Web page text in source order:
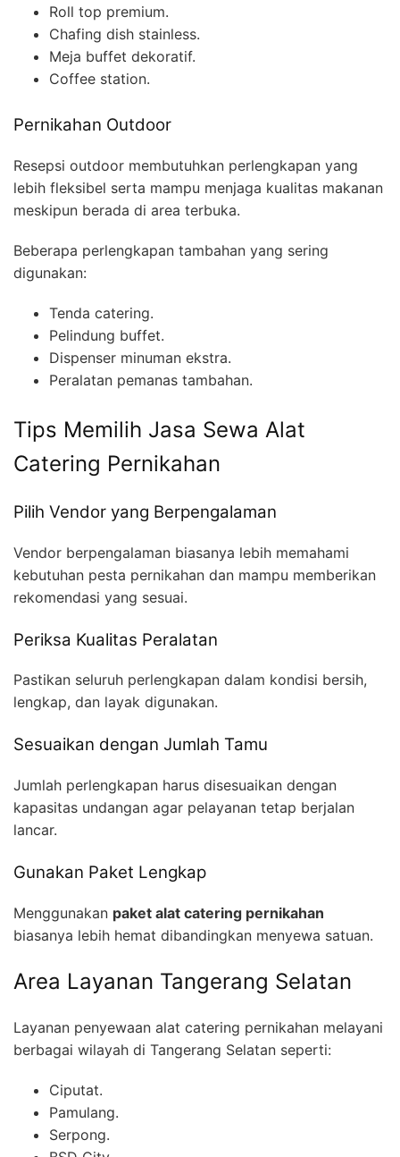
Roll top premium.
Chafing dish stainless.
Meja buffet dekoratif.
Coffee station.
Pernikahan Outdoor
Resepsi outdoor membutuhkan perlengkapan yang
lebih fleksibel serta mampu menjaga kualitas makanan
meskipun berada di area terbuka.
Beberapa perlengkapan tambahan yang sering
digunakan:
Tenda catering.
Pelindung buffet.
Dispenser minuman ekstra.
Peralatan pemanas tambahan.
Tips Memilih Jasa Sewa Alat
Catering Pernikahan
Pilih Vendor yang Berpengalaman
Vendor berpengalaman biasanya lebih memahami
kebutuhan pesta pernikahan dan mampu memberikan
rekomendasi yang sesuai.
Periksa Kualitas Peralatan
Pastikan seluruh perlengkapan dalam kondisi bersih,
lengkap, dan layak digunakan.
Sesuaikan dengan Jumlah Tamu
Jumlah perlengkapan harus disesuaikan dengan
kapasitas undangan agar pelayanan tetap berjalan
lancar.
Gunakan Paket Lengkap
Menggunakan paket alat catering pernikahan
biasanya lebih hemat dibandingkan menyewa satuan.
Area Layanan Tangerang Selatan
Layanan penyewaan alat catering pernikahan melayani
berbagai wilayah di Tangerang Selatan seperti:
Ciputat.
Pamulang.
Serpong.